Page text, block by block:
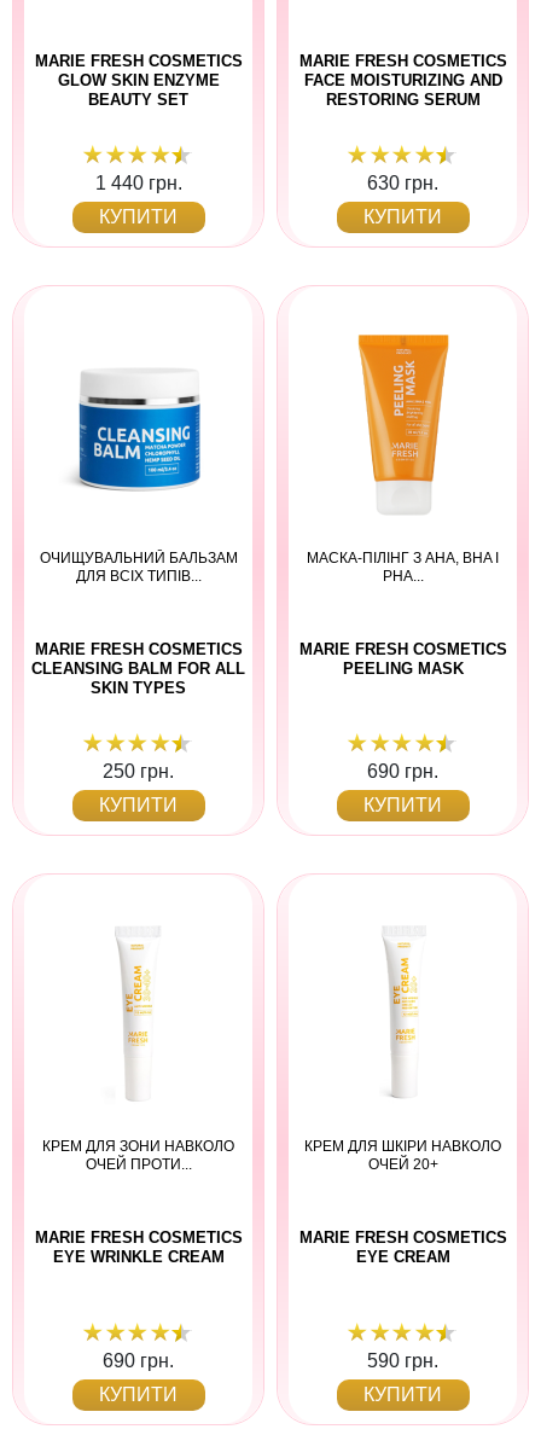
MARIE FRESH COSMETICS
GLOW SKIN ENZYME
BEAUTY SET
1 440 грн.
КУПИТИ
MARIE FRESH COSMETICS
FACE MOISTURIZING AND
RESTORING SERUM
630 грн.
КУПИТИ
ОЧИЩУВАЛЬНИЙ БАЛЬЗАМ
ДЛЯ ВСІХ ТИПІВ...
MARIE FRESH COSMETICS
CLEANSING BALM FOR ALL
SKIN TYPES
250 грн.
КУПИТИ
МАСКА-ПІЛІНГ З AHA, BHA І
PHA...
MARIE FRESH COSMETICS
PEELING MASK
690 грн.
КУПИТИ
КРЕМ ДЛЯ ЗОНИ НАВКОЛО
ОЧЕЙ ПРОТИ...
MARIE FRESH COSMETICS
EYE WRINKLE CREAM
690 грн.
КУПИТИ
КРЕМ ДЛЯ ШКІРИ НАВКОЛО
ОЧЕЙ 20+
MARIE FRESH COSMETICS
EYE CREAM
590 грн.
КУПИТИ